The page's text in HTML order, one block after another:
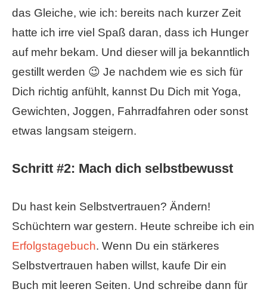
das Gleiche, wie ich: bereits nach kurzer Zeit
hatte ich irre viel Spaß daran, dass ich Hunger
auf mehr bekam. Und dieser will ja bekanntlich
gestillt werden 😉 Je nachdem wie es sich für
Dich richtig anfühlt, kannst Du Dich mit Yoga,
Gewichten, Joggen, Fahrradfahren oder sonst
etwas langsam steigern.
Schritt #2: Mach dich selbstbewusst
Du hast kein Selbstvertrauen? Ändern!
Schüchtern war gestern. Heute schreibe ich ein
Erfolgstagebuch. Wenn Du ein stärkeres
Selbstvertrauen haben willst, kaufe Dir ein
Buch mit leeren Seiten. Und schreibe dann für